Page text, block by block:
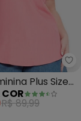
(Rosa
Plus Size
R$ 89,99